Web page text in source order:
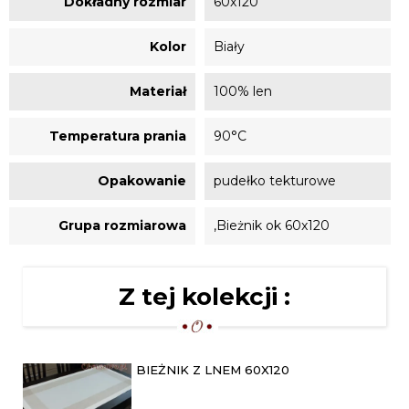
Kolor Biały
Materiał 100% len
Temperatura prania 90°C
Opakowanie pudełko tekturowe
Grupa rozmiarowa ,Bieżnik ok 60x120
Z tej kolekcji :
BIEŻNIK Z LNEM 60X120